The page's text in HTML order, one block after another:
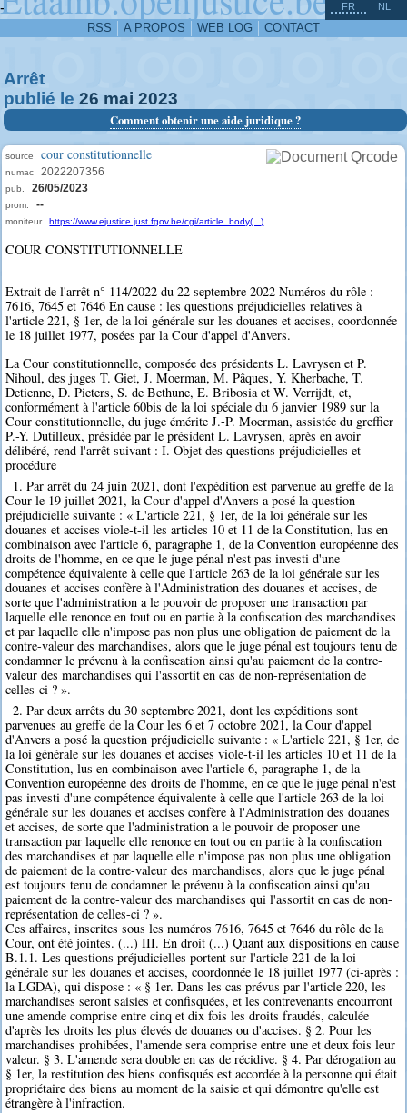
-
RSS A PROPOS WEB LOG CONTACT
FR NL
Arrêt
publié le 26 mai 2023
Comment obtenir une aide juridique ?
source cour constitutionnelle
numac 2022207356
pub. 26/05/2023
prom. --
moniteur https://www.ejustice.just.fgov.be/cgi/article_body(...)
COUR CONSTITUTIONNELLE
Extrait de l'arrêt n° 114/2022 du 22 septembre 2022 Numéros du rôle :
7616, 7645 et 7646 En cause : les questions préjudicielles relatives à
l'article 221, § 1er, de la loi générale sur les douanes et accises, coordonnée
le 18 juillet 1977, posées par la Cour d'appel d'Anvers.
La Cour constitutionnelle, composée des présidents L. Lavrysen et P.
Nihoul, des juges T. Giet, J. Moerman, M. Pâques, Y. Kherbache, T.
Detienne, D. Pieters, S. de Bethune, E. Bribosia et W. Verrijdt, et,
conformément à l'article 60bis de la loi spéciale du 6 janvier 1989 sur la
Cour constitutionnelle, du juge émérite J.-P. Moerman, assistée du greffier
P.-Y. Dutilleux, présidée par le président L. Lavrysen, après en avoir
délibéré, rend l'arrêt suivant : I. Objet des questions préjudicielles et
procédure
1. Par arrêt du 24 juin 2021, dont l'expédition est parvenue au greffe de la
Cour le 19 juillet 2021, la Cour d'appel d'Anvers a posé la question
préjudicielle suivante : « L'article 221, § 1er, de la loi générale sur les
douanes et accises viole-t-il les articles 10 et 11 de la Constitution, lus en
combinaison avec l'article 6, paragraphe 1, de la Convention européenne des
droits de l'homme, en ce que le juge pénal n'est pas investi d'une
compétence équivalente à celle que l'article 263 de la loi générale sur les
douanes et accises confère à l'Administration des douanes et accises, de
sorte que l'administration a le pouvoir de proposer une transaction par
laquelle elle renonce en tout ou en partie à la confiscation des marchandises
et par laquelle elle n'impose pas non plus une obligation de paiement de la
contre-valeur des marchandises, alors que le juge pénal est toujours tenu de
condamner le prévenu à la confiscation ainsi qu'au paiement de la contre-
valeur des marchandises qui l'assortit en cas de non-représentation de
celles-ci ? ».
2. Par deux arrêts du 30 septembre 2021, dont les expéditions sont
parvenues au greffe de la Cour les 6 et 7 octobre 2021, la Cour d'appel
d'Anvers a posé la question préjudicielle suivante : « L'article 221, § 1er, de
la loi générale sur les douanes et accises viole-t-il les articles 10 et 11 de la
Constitution, lus en combinaison avec l'article 6, paragraphe 1, de la
Convention européenne des droits de l'homme, en ce que le juge pénal n'est
pas investi d'une compétence équivalente à celle que l'article 263 de la loi
générale sur les douanes et accises confère à l'Administration des douanes
et accises, de sorte que l'administration a le pouvoir de proposer une
transaction par laquelle elle renonce en tout ou en partie à la confiscation
des marchandises et par laquelle elle n'impose pas non plus une obligation
de paiement de la contre-valeur des marchandises, alors que le juge pénal
est toujours tenu de condamner le prévenu à la confiscation ainsi qu'au
paiement de la contre-valeur des marchandises qui l'assortit en cas de non-
représentation de celles-ci ? ».
Ces affaires, inscrites sous les numéros 7616, 7645 et 7646 du rôle de la
Cour, ont été jointes. (...) III. En droit (...) Quant aux dispositions en cause
B.1.1. Les questions préjudicielles portent sur l'article 221 de la loi
générale sur les douanes et accises, coordonnée le 18 juillet 1977 (ci-après :
la LGDA), qui dispose : « § 1er. Dans les cas prévus par l'article 220, les
marchandises seront saisies et confisquées, et les contrevenants encourront
une amende comprise entre cinq et dix fois les droits fraudés, calculée
d'après les droits les plus élevés de douanes ou d'accises. § 2. Pour les
marchandises prohibées, l'amende sera comprise entre une et deux fois leur
valeur. § 3. L'amende sera double en cas de récidive. § 4. Par dérogation au
§ 1er, la restitution des biens confisqués est accordée à la personne qui était
propriétaire des biens au moment de la saisie et qui démontre qu'elle est
étrangère à l'infraction.
^